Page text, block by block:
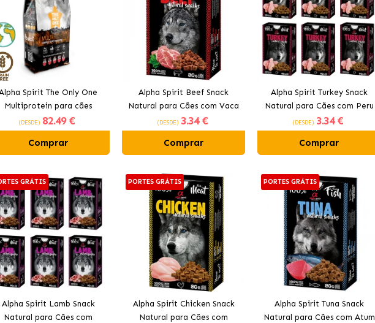
Spirit The Only One
Multiprotein para cães
adultos
(DESDE) 82.49 €
Comprar
Alpha Spirit Beef Snack
Natural para Cães com Vaca
(DESDE) 3.34 €
Comprar
Alpha Spirit Turkey Snack
Natural para Cães com Peru
(DESDE) 3.34 €
Comprar
GRÁTIS
Alpha Spirit Lamb Snack
Natural para Cães com
PORTES GRÁTIS
Alpha Spirit Chicken Snack
Natural para Cães com
PORTES GRÁTIS
Alpha Spirit Tuna Snack
Natural para Cães com Atum